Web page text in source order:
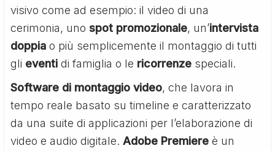
visivo come ad esempio: il video di una
cerimonia, unospot promozionale, un’intervista
doppia o più semplicemente il montaggio di tutti
gli eventi di famiglia o le ricorrenze speciali.
Software di montaggio video, che lavora in
tempo reale basato su timeline e caratterizzato
da una suite di applicazioni per l’elaborazione di
video e audio digitale.Adobe Premiereè un